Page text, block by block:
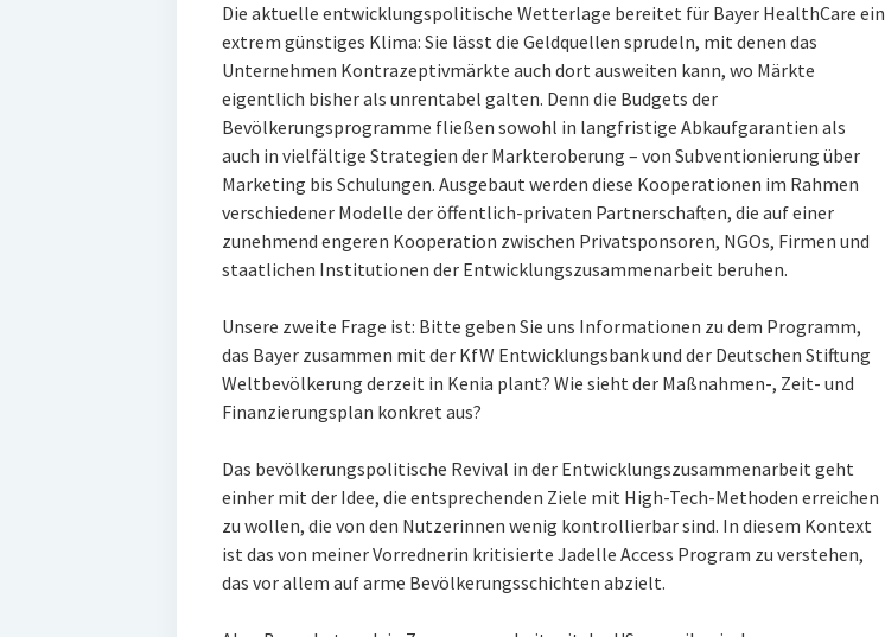
Die aktuelle entwicklungspolitische Wetterlage bereitet für Bayer HealthCare ein
extrem günstiges Klima: Sie lässt die Geldquellen sprudeln, mit denen das
Unternehmen Kontrazeptivmärkte auch dort ausweiten kann, wo Märkte
eigentlich bisher als unrentabel galten. Denn die Budgets der
Bevölkerungsprogramme fließen sowohl in langfristige Abkaufgarantien als
auch in vielfältige Strategien der Markteroberung – von Subventionierung über
Marketing bis Schulungen. Ausgebaut werden diese Kooperationen im Rahmen
verschiedener Modelle der öffentlich-privaten Partnerschaften, die auf einer
zunehmend engeren Kooperation zwischen Privatsponsoren, NGOs, Firmen und
staatlichen Institutionen der Entwicklungszusammenarbeit beruhen.
Unsere zweite Frage ist: Bitte geben Sie uns Informationen zu dem Programm,
das Bayer zusammen mit der KfW Entwicklungsbank und der Deutschen Stiftung
Weltbevölkerung derzeit in Kenia plant? Wie sieht der Maßnahmen-, Zeit- und
Finanzierungsplan konkret aus?
Das bevölkerungspolitische Revival in der Entwicklungszusammenarbeit geht
einher mit der Idee, die entsprechenden Ziele mit High-Tech-Methoden erreichen
zu wollen, die von den Nutzerinnen wenig kontrollierbar sind. In diesem Kontext
ist das von meiner Vorrednerin kritisierte Jadelle Access Program zu verstehen,
das vor allem auf arme Bevölkerungsschichten abzielt.